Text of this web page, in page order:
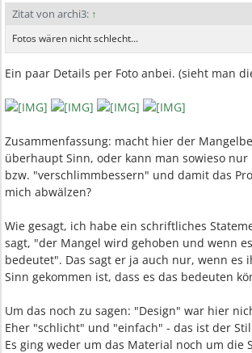
Zitat von archi3: ↑
Fotos wären nicht schlecht...
Ein paar Details per Foto anbei. (sieht man
Zusammenfassung: macht hier der
überhaupt Sinn, oder kann man sowieso
bzw. "verschlimmbessern" und damit das
mich abwälzen?
Wie gesagt, ich habe ein schriftliches
sagt, "der Mangel wird gehoben und wenn
bedeutet". Das sagt er ja auch nur, wenn es
Sinn gekommen ist, dass es das bedeuten
Um das noch zu sagen: "Design" war hier
Eher "schlicht" und "einfach" - das ist der
Es ging weder um das Material noch um die